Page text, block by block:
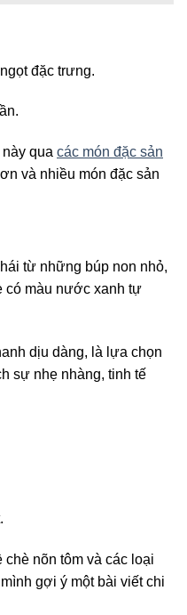
đặc trưng.
qua các món đặc sản
và nhiều món đặc sản
từ những búp non nhỏ,
có màu nước xanh tự
dịu dàng, là lựa chọn
sự nhẹ nhàng, tinh tế
chè nõn tôm và các loại
gợi ý một bài viết chi